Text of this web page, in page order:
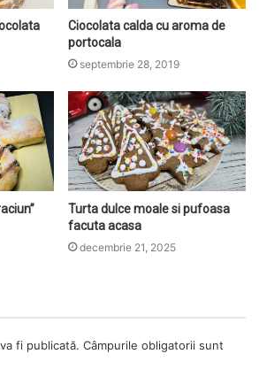
Ciocolata calda cu aroma de
portocala
septembrie 28, 2019
Turta dulce moale si pufoasa
facuta acasa
decembrie 21, 2025
fi publicată. Câmpurile obligatorii sunt